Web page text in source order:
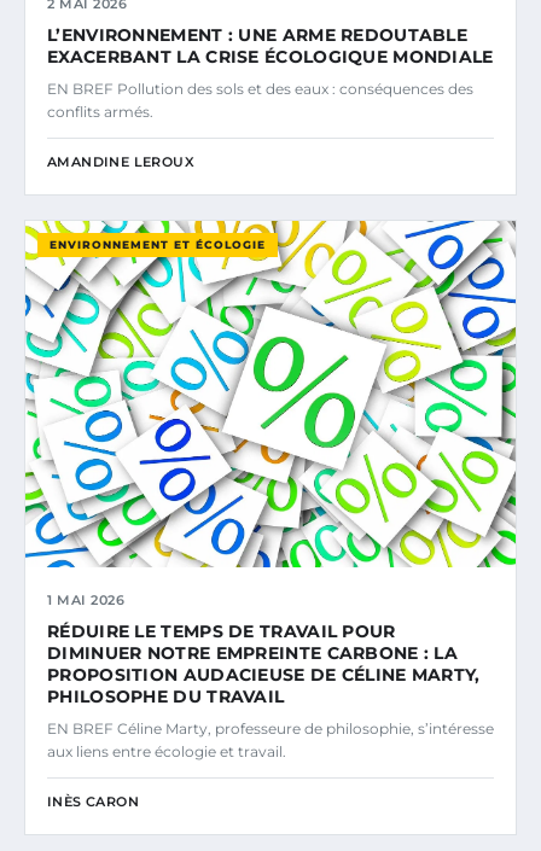
2 MAI 2026
L’ENVIRONNEMENT : UNE ARME REDOUTABLE
EXACERBANT LA CRISE ÉCOLOGIQUE MONDIALE
EN BREF Pollution des sols et des eaux : conséquences des
conflits armés.
AMANDINE LEROUX
ENVIRONNEMENT ET ÉCOLOGIE
1 MAI 2026
RÉDUIRE LE TEMPS DE TRAVAIL POUR
DIMINUER NOTRE EMPREINTE CARBONE : LA
PROPOSITION AUDACIEUSE DE CÉLINE MARTY,
PHILOSOPHE DU TRAVAIL
EN BREF Céline Marty, professeure de philosophie, s’intéresse
aux liens entre écologie et travail.
INÈS CARON